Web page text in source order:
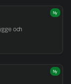
och
Ny
Ny